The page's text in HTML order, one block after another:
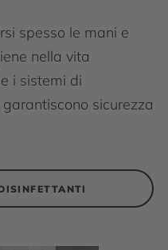
spesso le mani e
nella vita
i sistemi di
sicurezza